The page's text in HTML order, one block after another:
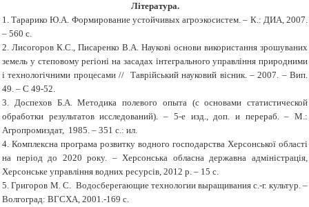
Література.
1. Тарарико Ю.А. Формирование устойчивых агроэкосистем. – К.: ДИА, 2007.
– 560 с.
2. Лисогоров К.С., Писаренко В.А. Наукові основи використання зрошуваних
земель у степовому регіоні на засадах інтегрального управління природними
і технологічними процесами // Таврійський науковий вісник. – 2007. – Вип.
49. – С 49-52.
3. Доспехов Б.А. Методика полевого опыта (с основами статистической
обработки результатов исследований). – 5-е изд., доп. и перераб. – М.:
Агропромиздат, 1985. – 351 с.: ил.
4. Комплексна програма розвитку водного господарства Херсонської області
на період до 2020 року. – Херсонська обласна державна адміністрація,
Херсонське управління водних ресурсів, 2012 р. – 15 с.
5. Григоров М. С. Водосберегающие технологии выращивания с.-г. культур. –
Волгоград: ВГСХА, 2001.-169 c.